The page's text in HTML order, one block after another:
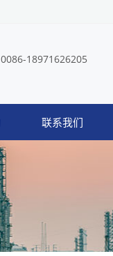
0086-18971626205
联系我们